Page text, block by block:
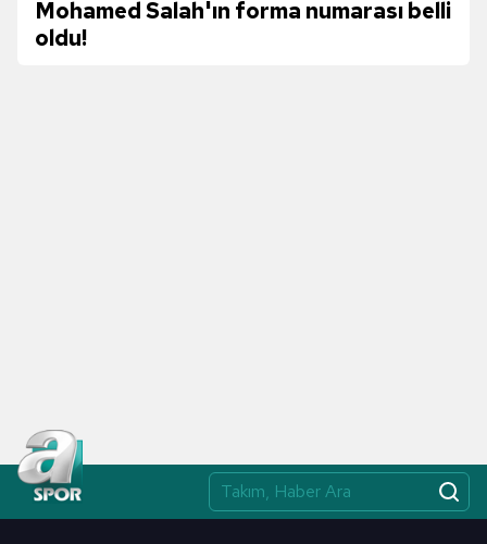
Mohamed Salah'ın forma numarası belli
oldu!